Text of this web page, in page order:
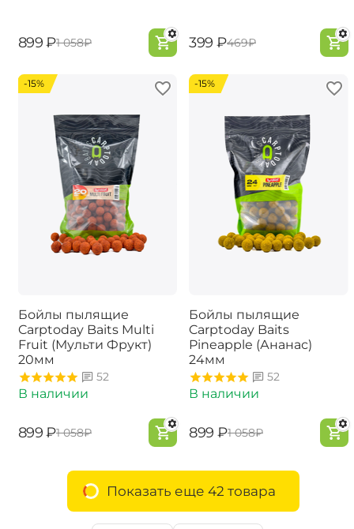
‍899‍ ₽‍1 058‍₽ ‍399‍ ₽‍469‍₽
-15%
Бойлы пылящие
Carptoday Baits Multi
Fruit (Мульти Фрукт)
20мм
52
В наличии
‍899‍ ₽‍1 058‍₽
-15%
Бойлы пылящие
Carptoday Baits
Pineapple (Ананас)
24мм
52
В наличии
‍899‍ ₽‍1 058‍₽
Показать еще 42 товара